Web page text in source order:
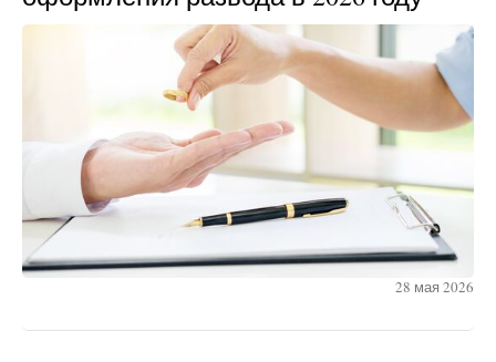
28 мая 2026